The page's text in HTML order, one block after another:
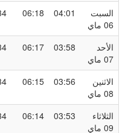
04:01
06:18
13:34
03:58
06:17
13:34
03:56
06:15
13:34
03:53
06:14
13:34